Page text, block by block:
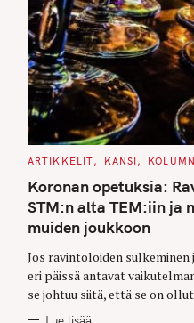
C
T
E
G
O
R
I
S
ARTIKKELIT KANSI
Koronan opetuksia:
STM:n alta TEM:iin ja
muiden joukkoon
Jos ravintoloiden sulkeminen
eri päissä antavat
se johtuu siitä, että se on